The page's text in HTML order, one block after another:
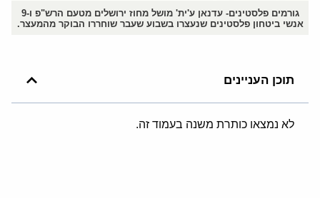
גורמים פלסטינים- עדנאן ע'ית' מושל מחוז ירושלים מטעם הרש"פ ו-9
אנשי ביטחון פלסטינים שנעצרו בשבוע שעבר שוחררו הבוקר מהמעצר.
תוכן העניינים
לא נמצאו כותרת משנה בעמוד זה.